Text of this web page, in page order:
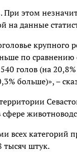
этом
на данные
крупного
по
голов (на
больше)», –
всех категорий
тысяч штук.